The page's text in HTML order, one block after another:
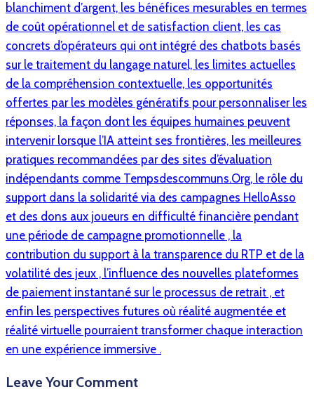
blanchiment d’argent, les bénéfices mesurables en termes
de coût opérationnel et de satisfaction client, les cas
concrets d’opérateurs qui ont intégré des chatbots basés
sur le traitement du langage naturel, les limites actuelles
de la compréhension contextuelle, les opportunités
offertes par les modèles génératifs pour personnaliser les
réponses, la façon dont les équipes humaines peuvent
intervenir lorsque l’IA atteint ses frontières, les meilleures
pratiques recommandées par des sites d’évaluation
indépendants comme Tempsdescommuns.Org, le rôle du
support dans la solidarité via des campagnes HelloAsso
et des dons aux joueurs en difficulté financière pendant
une période de campagne promotionnelle , la
contribution du support à la transparence du RTP et de la
volatilité des jeux , l’influence des nouvelles plateformes
de paiement instantané sur le processus de retrait , et
enfin les perspectives futures où réalité augmentée et
réalité virtuelle pourraient transformer chaque interaction
en une expérience immersive .
Leave Your Comment